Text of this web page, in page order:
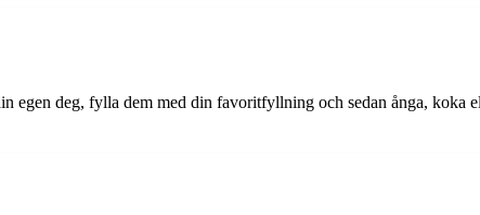
deg, fylla dem med din favoritfyllning och sedan ånga, koka